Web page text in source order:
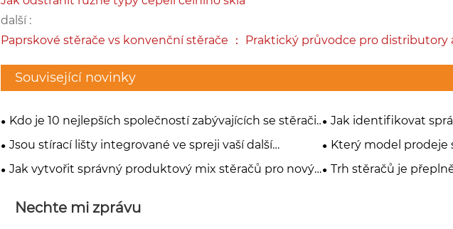
další :
Paprskové stěrače vs konvenční stěrače ： Praktický průvodce pro
Související novinky
Kdo je 10 nejlepších společností zabývajících se stěrači,
které je třeba sledovat v roce 2026?
Jak identifikovat
čelního skla pro
Jsou stírací lišty integrované ve spreji vaší další
příležitostí k růstu?
Který model prodeje
firmě?
Jak vytvořit správný produktový mix stěračů pro nový
Trh stěračů je
Nechte mi zprávu